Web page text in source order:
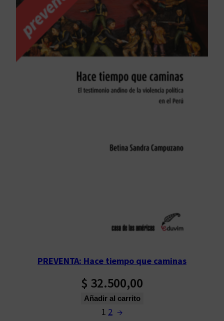
PREVENTA: Hace tiempo que caminas
$ 32.500,00
Añadir al carrito
1 2 →